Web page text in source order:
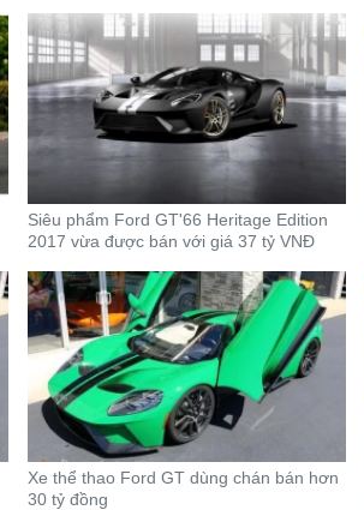
Siêu phẩm Ford GT'66 Heritage Edition
2017 vừa được bán với giá 37 tỷ VNĐ
Xe thể thao Ford GT dùng chán bán hơn
30 tỷ đồng